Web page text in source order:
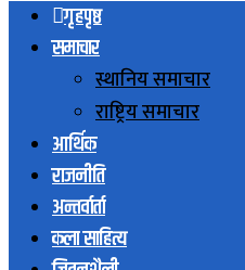
गृहपृष्ठ
समाचार
स्थानिय समाचार
राष्ट्रिय समाचार
आर्थिक
राजनीति
अन्तर्वार्ता
कला साहित्य